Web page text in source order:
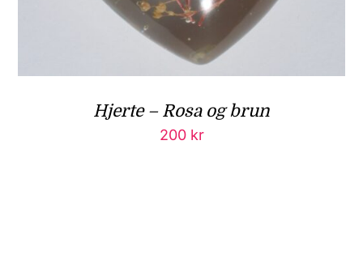
Hjerte – Rosa og brun
200 kr